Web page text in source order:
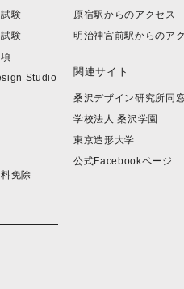
験
験
Studio
免除
原宿駅からのアクセス
明治神宮前駅からのア
関連サイト
桑沢デザイン研究所同
学校法人 桑沢学園
東京造形大学
公式Facebookページ